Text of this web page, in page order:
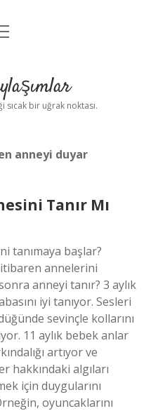
bir uğrak noktası.
anneyi duyar
Tanır Mı
tanımaya başlar?
itibaren annelerini
anneyi tanır? 3 aylık
iyi tanıyor. Sesleri
sevinçle kollarını
11 aylık bebek anlar
artıyor ve
hakkındaki algıları
için duygularını
oyuncaklarını